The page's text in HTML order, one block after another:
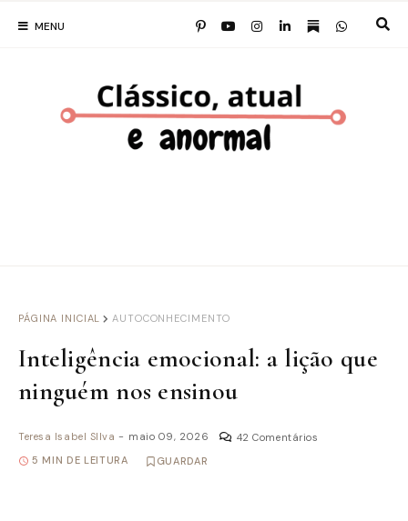
MENU
PÁGINA INICIAL AUTOCONHECIMENTO
Inteligência emocional: a lição que
ninguém nos ensinou
Teresa Isabel SIlva - maio 09, 2026
42 Comentários
5 MIN DE LEITURA
GUARDAR